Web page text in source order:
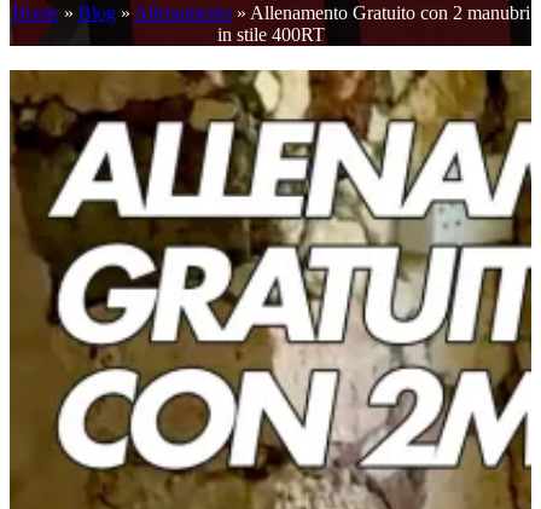
Home» Blog» Allenamento» Allenamento Gratuito con 2 manubri
in stile 400RT